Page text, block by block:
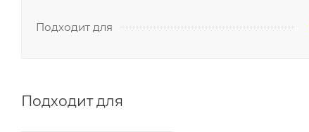
Подходит для
Подходит для